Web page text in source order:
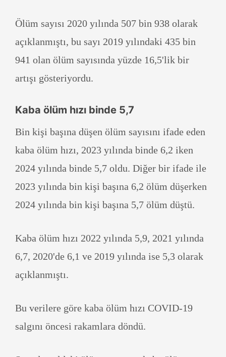
Ölüm sayısı 2020 yılında 507 bin 938 olarak
açıklanmıştı, bu sayı 2019 yılındaki 435 bin
941 olan ölüm sayısında yüzde 16,5'lik bir
artışı gösteriyordu.
Kaba ölüm hızı binde 5,7
Bin kişi başına düşen ölüm sayısını ifade eden
kaba ölüm hızı, 2023 yılında binde 6,2 iken
2024 yılında binde 5,7 oldu. Diğer bir ifade ile
2023 yılında bin kişi başına 6,2 ölüm düşerken
2024 yılında bin kişi başına 5,7 ölüm düştü.
Kaba ölüm hızı 2022 yılında 5,9, 2021 yılında
6,7, 2020'de 6,1 ve 2019 yılında ise 5,3 olarak
açıklanmıştı.
Bu verilere göre kaba ölüm hızı COVID-19
salgını öncesi rakamlara döndü.